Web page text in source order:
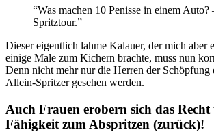
“Was machen 10 Penisse in einem
Spritztour.”
Dieser eigentlich lahme Kalauer, der mich aber
einige Male zum Kichern brachte, muss nun
Denn nicht mehr nur die Herren der Schöpfung
Allein-Spritzer gesehen werden.
Auch Frauen erobern sich das
Fähigkeit zum Abspritzen (zurück)!